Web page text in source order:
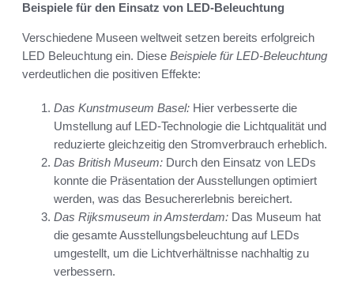
Beispiele für den Einsatz von LED-Beleuchtung
Verschiedene Museen weltweit setzen bereits erfolgreich
LED Beleuchtung ein. Diese Beispiele für LED-Beleuchtung
verdeutlichen die positiven Effekte:
Das Kunstmuseum Basel: Hier verbesserte die
Umstellung auf LED-Technologie die Lichtqualität und
reduzierte gleichzeitig den Stromverbrauch erheblich.
Das British Museum: Durch den Einsatz von LEDs
konnte die Präsentation der Ausstellungen optimiert
werden, was das Besuchererlebnis bereichert.
Das Rijksmuseum in Amsterdam: Das Museum hat
die gesamte Ausstellungsbeleuchtung auf LEDs
umgestellt, um die Lichtverhältnisse nachhaltig zu
verbessern.